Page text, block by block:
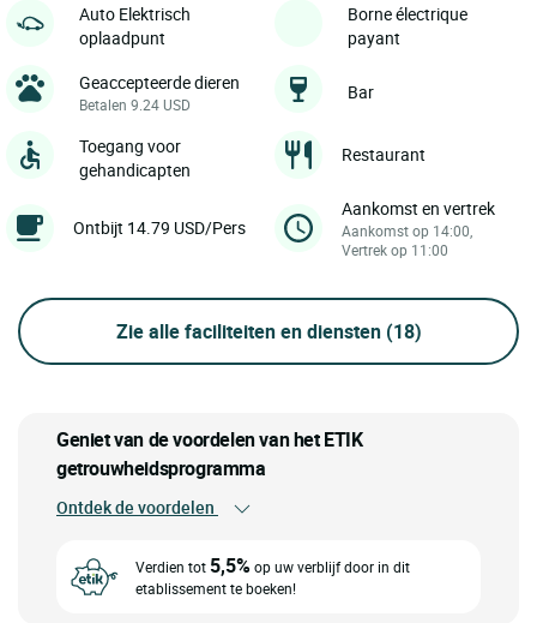
Auto Elektrisch
oplaadpunt
Borne électrique
payant
Geaccepteerde dieren
Betalen 9.24 USD
Bar
Toegang voor
gehandicapten
Restaurant
Ontbijt 14.79 USD/Pers
Aankomst en vertrek
Aankomst op 14:00,
Vertrek op 11:00
Zie alle faciliteiten en diensten (18)
Geniet van de voordelen van het ETIK
getrouwheidsprogramma
Ontdek de voordelen
Verdien tot 5,5%op uw verblijf door in dit
etablissement te boeken!